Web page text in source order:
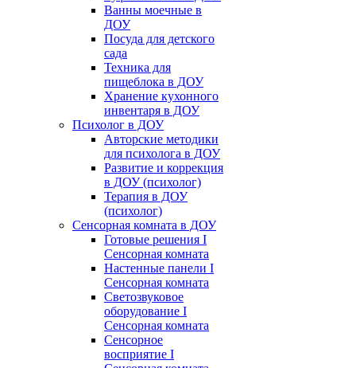
Ванны моечные в
ДОУ
Посуда для детского
сада
Техника для
пищеблока в ДОУ
Хранение кухонного
инвентаря в ДОУ
Психолог в ДОУ
Авторские методики
для психолога в ДОУ
Развитие и коррекция
в ДОУ (психолог)
Терапия в ДОУ
(психолог)
Сенсорная комната в ДОУ
Готовые решения I
Сенсорная комната
Настенные панели I
Сенсорная комната
Светозвуковое
оборудование I
Сенсорная комната
Сенсорное
восприятие I